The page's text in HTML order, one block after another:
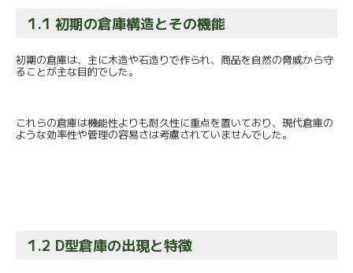
1.1 初期の倉庫構造とその機能
初期の倉庫は、主に木造や石造りで作られ、 商品を自然の脅威から守
ることが主な目的でした。
これらの倉庫は機能性よりも耐久性に重点を置いており、 現代倉庫の
ような効率性や管理の容易さは考慮されていませんでした。
1.2 D型倉庫の出現と特徴